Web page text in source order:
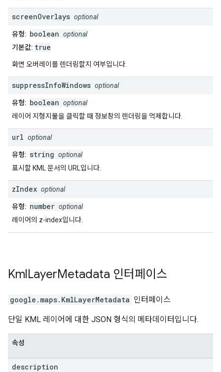
screenOverlays optional
유형: boolean optional
기본값: true
화면 오버레이를 렌더링할지 여부입니다.
suppressInfoWindows optional
유형: boolean optional
레이어 지형지물을 클릭할 때 정보창의 렌더링을 억제합니다.
url optional
유형: string optional
표시할 KML 문서의 URL입니다.
zIndex optional
유형: number optional
레이어의 z-index입니다.
KmlLayerMetadata 인터페이스
google.maps. KmlLayerMetadata 인터페이스
단일 KML 레이어에 대한 JSON 형식의 메타데이터입니다.
속성
description